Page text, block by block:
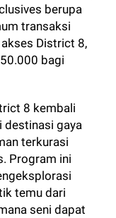
berupa
transaksi
District 8,
bagi
8 kembali
destinasi gaya
terkurasi
Program ini
temu dari
seni dapat